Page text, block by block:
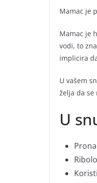
Mamac je
Mamac je
vodi, to
implicira
U vašem
želja da se
U